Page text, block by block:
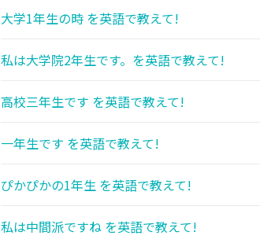
大学1年生の時 を英語で教えて!
私は大学院2年生です。を英語で教えて!
高校三年生です を英語で教えて!
一年生です を英語で教えて!
ぴかぴかの1年生 を英語で教えて!
私は中間派ですね を英語で教えて!